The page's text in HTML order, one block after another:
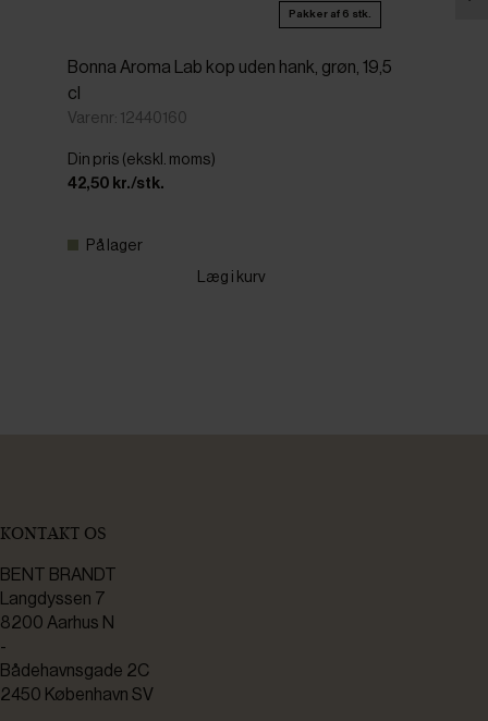
Pakker af 6 stk.
Bonna Aroma Lab kop uden hank, grøn, 19,5
cl
Varenr: 12440160
Din pris (ekskl. moms)
42,50 kr./stk.
På lager
Læg i kurv
KONTAKT OS
BENT BRANDT
Langdyssen 7
8200 Aarhus N
-
Bådehavnsgade 2C
2450 København SV